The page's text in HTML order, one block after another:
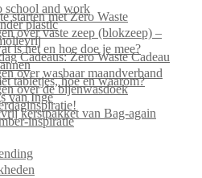
school and work
starten met Zero Waste
plastic
over vaste zeep (blokzeep) –
is het en hoe doe je mee?
Cadeaus: Zero Waste Cadeau
over wasbaar maandverband
tabletjes, hoe en waarom?
over de bijenwasdoek
van Inge
kerstpakket van Bag-again
inspiratie